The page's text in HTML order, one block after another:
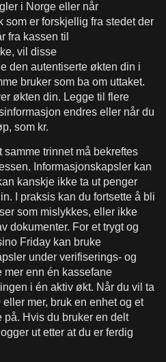
i Norge eller når
som er forskjellig fra stedet der
fra kassen til
vil disse
den autentiserte økten din i
bruker som ba om uttaket.
økten din. Legge til flere
endres eller når du
som kr.
trinnet må bekreftes
Informasjonskapsler kan
kanskje ikke ta ut penger
I praksis kan du fortsette å bli
som mislykkes, eller ikke
dokumenter. For et trygt og
Friday kan bruke
under verifiserings- og
mer enn én kassefane
i én aktiv økt. Når du vil ta
mer, bruk en enhet og et
på. Hvis du bruker en delt
ut etter at du er ferdig